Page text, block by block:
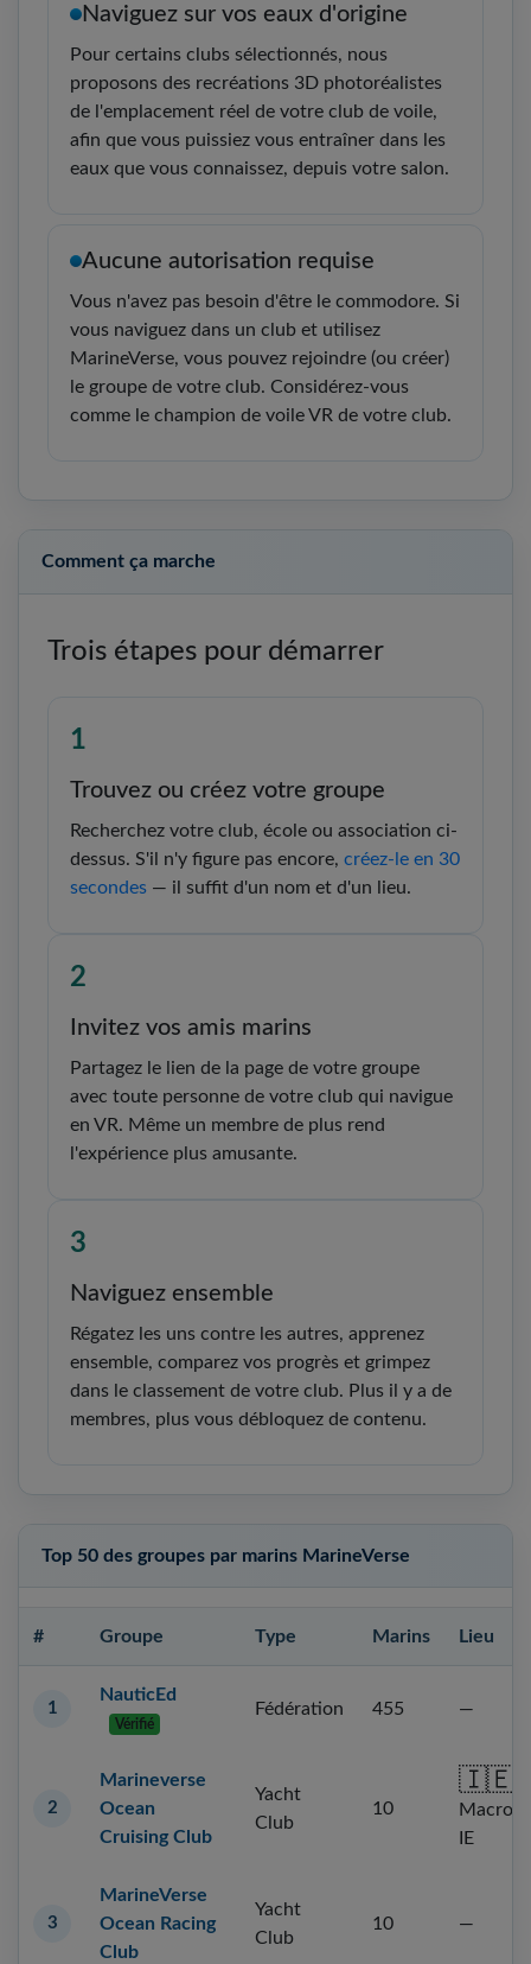
Naviguez sur vos eaux d'origine
Pour certains clubs sélectionnés, nous
proposons des recréations 3D photoréalistes
de l'emplacement réel de votre club de voile,
afin que vous puissiez vous entraîner dans les
eaux que vous connaissez, depuis votre salon.
Aucune autorisation requise
Vous n'avez pas besoin d'être le commodore. Si
vous naviguez dans un club et utilisez
MarineVerse, vous pouvez rejoindre (ou créer)
le groupe de votre club. Considérez-vous
comme le champion de voile VR de votre club.
Comment ça marche
Trois étapes pour démarrer
1
Trouvez ou créez votre groupe
Recherchez votre club, école ou association ci-
dessus. S'il n'y figure pas encore, créez-le en 30
secondes — il suffit d'un nom et d'un lieu.
2
Invitez vos amis marins
Partagez le lien de la page de votre groupe
avec toute personne de votre club qui navigue
en VR. Même un membre de plus rend
l'expérience plus amusante.
3
Naviguez ensemble
Régatez les uns contre les autres, apprenez
ensemble, comparez vos progrès et grimpez
dans le classement de votre club. Plus il y a de
membres, plus vous débloquez de contenu.
Top 50 des groupes par marins MarineVerse
# Groupe Type Marins Lieu
1
NauticEd
Vérifié
Fédération 455 —
2
Marineverse
Ocean
Cruising Club
Yacht
Club
10
🇮🇪
IE
3
MarineVerse
Ocean Racing
Club
Yacht
Club
10 —